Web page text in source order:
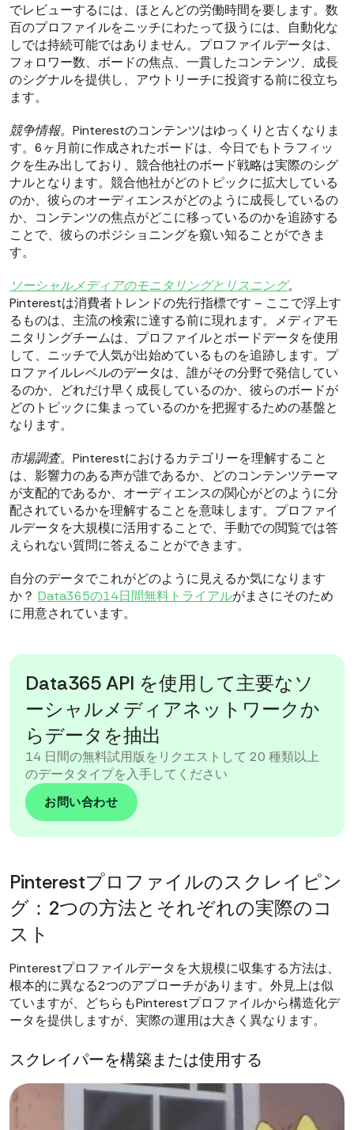
でレビューするには、ほとんどの労働時間を要します。数
百のプロファイルをニッチにわたって扱うには、自動化な
しでは持続可能ではありません。プロファイルデータは、
フォロワー数、ボードの焦点、一貫したコンテンツ、成長
のシグナルを提供し、アウトリーチに投資する前に役立ち
ます。
競争情報。 Pinterestのコンテンツはゆっくりと古くなりま
す。6ヶ月前に作成されたボードは、今日でもトラフィッ
クを生み出しており、競合他社のボード戦略は実際のシグ
ナルとなります。競合他社がどのトピックに拡大している
のか、彼らのオーディエンスがどのように成長しているの
か、コンテンツの焦点がどこに移っているのかを追跡する
ことで、彼らのポジショニングを窺い知ることができま
す。
ソーシャルメディアのモニタリングとリスニング。
Pinterestは消費者トレンドの先行指標です – ここで浮上す
るものは、主流の検索に達する前に現れます。メディアモ
ニタリングチームは、プロファイルとボードデータを使用
して、ニッチで人気が出始めているものを追跡します。プ
ロファイルレベルのデータは、誰がその分野で発信してい
るのか、どれだけ早く成長しているのか、彼らのボードが
どのトピックに集まっているのかを把握するための基盤と
なります。
市場調査。 Pinterestにおけるカテゴリーを理解すること
は、影響力のある声が誰であるか、どのコンテンツテーマ
が支配的であるか、オーディエンスの関心がどのように分
配されているかを理解することを意味します。プロファイ
ルデータを大規模に活用することで、手動での閲覧では答
えられない質問に答えることができます。
自分のデータでこれがどのように見えるか気になります
か？ Data365の14日間無料トライアルがまさにそのため
に用意されています。
Data365 API を使用して主要なソ
ーシャルメディアネットワークか
らデータを抽出
14 日間の無料試用版をリクエストして 20 種類以上
のデータタイプを入手してください
お問い合わせ
Pinterestプロファイルのスクレイピン
グ：2つの方法とそれぞれの実際のコ
スト
Pinterestプロファイルデータを大規模に収集する方法は、
根本的に異なる2つのアプローチがあります。外見上は似
ていますが、どちらもPinterestプロファイルから構造化デ
ータを提供しますが、実際の運用は大きく異なります。
スクレイパーを構築または使用する